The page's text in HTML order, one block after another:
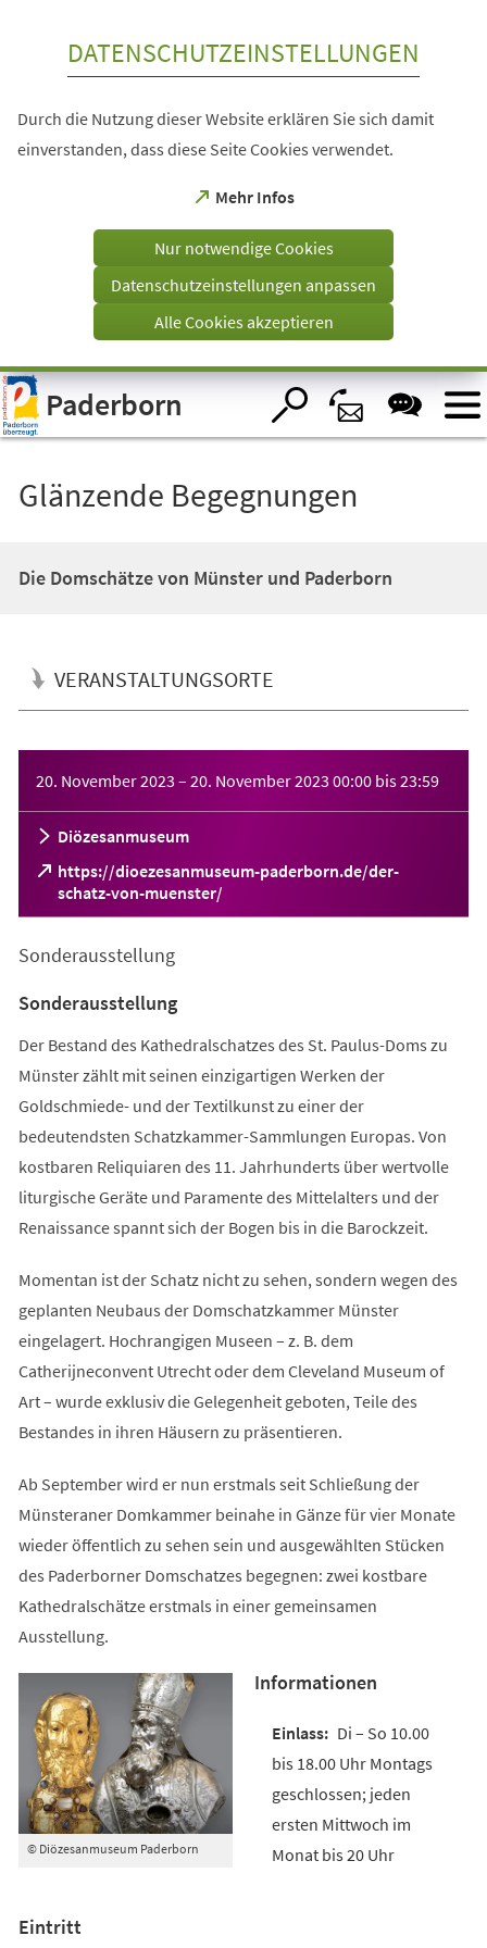
Visuelle
Assistenzsoftware
öffnen.
DATENSCHUTZEINSTELLUNGEN
Durch die Nutzung dieser Website erklären Sie sich damit
einverstanden, dass diese Seite Cookies verwendet.
Mehr Infos
(Öffnet
einem
Tab)
Nur notwendige Cookies
Datenschutzeinstellungen anpassen
Alle Cookies akzeptieren
Paderborn
Glänzende Begegnungen
Die Domschätze von Münster und Paderborn
VERANSTALTUNGSORTE
20. November 2023 – 20. November 2023 00:00 bis23:59
Diözesanmuseum
https://dioezesanmuseum-paderborn.de/der-
schatz-von-muenster/
(Öffnet
in
neuen
Sonderausstellung
Sonderausstellung
Der Bestand des Kathedralschatzes des St. Paulus-Doms zu
Münster zählt mit seinen einzigartigen Werken der
Goldschmiede- und der Textilkunst zu einer der
bedeutendsten Schatzkammer-Sammlungen Europas. Von
kostbaren Reliquiaren des 11. Jahrhunderts über wertvolle
liturgische Geräte und Paramente des Mittelalters und der
Renaissance spannt sich der Bogen bis in die Barockzeit.
Momentan ist der Schatz nicht zu sehen, sondern wegen des
geplanten Neubaus der Domschatzkammer Münster
eingelagert. Hochrangigen Museen – z. B. dem
Catherijneconvent Utrecht oder dem Cleveland Museum of
Art – wurde exklusiv die Gelegenheit geboten, Teile des
Bestandes in ihren Häusern zu präsentieren.
Ab September wird er nun erstmals seit Schließung der
Münsteraner Domkammer beinahe in Gänze für vier Monate
wieder öffentlich zu sehen sein und ausgewählten Stücken
des Paderborner Domschatzes begegnen: zwei kostbare
Kathedralschätze erstmals in einer gemeinsamen
Ausstellung.
© Diözesanmuseum Paderborn
Informationen
Di – So 10.00
bis 18.00 Uhr Montags
geschlossen; jeden
ersten Mittwoch im
Monat bis 20 Uhr
Eintritt